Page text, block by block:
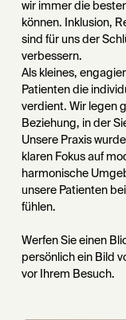
wir immer die
können. Inklusion,
sind für uns der
verbessern.
Als kleines,
Patienten die
verdient. Wir legen
Beziehung, in der
Unsere Praxis
klaren Fokus auf
harmonische
unsere Patienten
fühlen.
Werfen Sie einen
persönlich ein Bild
vor Ihrem Besuch.